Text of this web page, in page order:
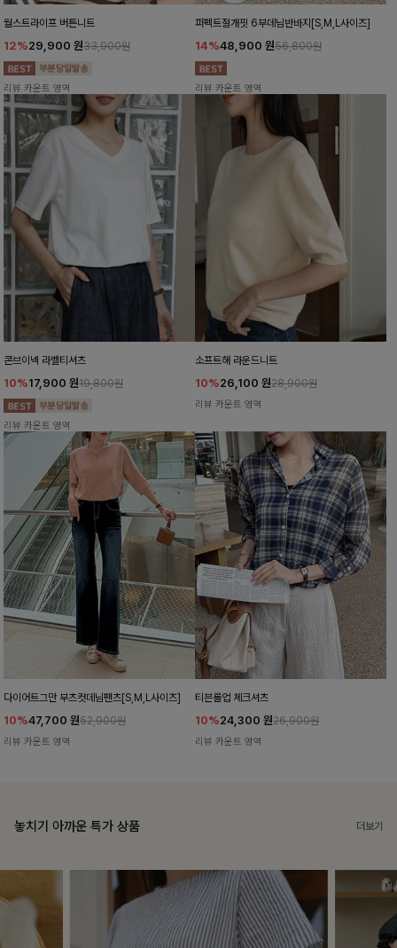
월스트라이프 버튼니트
12%29,900 원33,900원
리뷰 카운트 영역
퍼펙트절개핏 6부데님반바지[S,M,L사이즈]
14%48,900 원56,800원
리뷰 카운트 영역
콘브이넥 라벨티셔츠
10%17,900 원19,800원
리뷰 카운트 영역
소프트해 라운드니트
10%26,100 원28,900원
리뷰 카운트 영역
다이어트그만 부츠컷데님팬츠[S,M,L사이즈]
10%47,700 원52,900원
리뷰 카운트 영역
티븐롤업 체크셔츠
10%24,300 원26,900원
리뷰 카운트 영역
놓치기 아까운 특가 상품 더보기